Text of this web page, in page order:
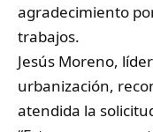
agradecimiento
trabajos.
Jesús Moreno,
urbanización,
atendida la